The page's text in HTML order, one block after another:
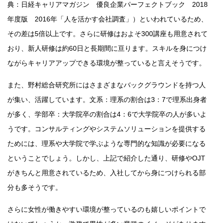
典：日経キャリアマガジン 優良企業パーフェクトブック 2018
年度版 2016年「人を活かす会社調査」）といわれているため、
その差は5倍以上です。さらに研修はおよそ300講座も用意されて
おり、新人研修は約60日と長期間に亘ります。スキルを身につけ
ながらキャリアアップできる環境が整っていると言えそうです。
また、野村総合研究所にはさまざまなバックグラウンドを持つ人
が集い、活躍しています。文系：理系の割合は3：7で理系出身者
が多く、学部卒：大学院卒の割合は4：6で大学院卒の人が多いよ
うです。コンサルティングやシステムソリューションを提供する
ためには、理系や大学院で学ぶような専門的な知識が必要になる
ということでしょう。しかし、上記で紹介した通り、研修やOJT
がきちんと用意されているため、入社してから身につけられる部
分も多そうです。
さらに女性が働きやすい環境が整っているのも嬉しいポイントで